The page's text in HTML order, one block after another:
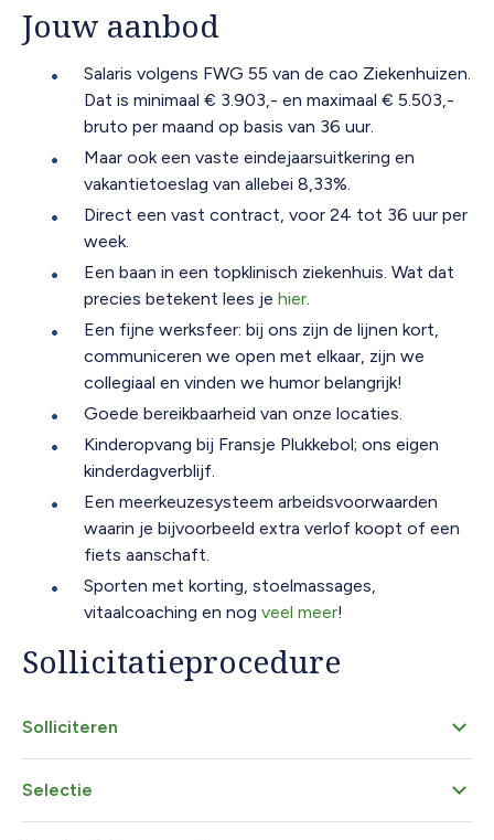
Jouw aanbod
Salaris volgens FWG 55 van de cao Ziekenhuizen.
Dat is minimaal € 3.903,- en maximaal € 5.503,-
bruto per maand op basis van 36 uur.
Maar ook een vaste eindejaarsuitkering en
vakantietoeslag van allebei 8,33%.
Direct een vast contract, voor 24 tot 36 uur per
week.
Een baan in een topklinisch ziekenhuis. Wat dat
precies betekent lees je hier.
Een fijne werksfeer: bij ons zijn de lijnen kort,
communiceren we open met elkaar, zijn we
collegiaal en vinden we humor belangrijk!
Goede bereikbaarheid van onze locaties.
Kinderopvang bij Fransje Plukkebol; ons eigen
kinderdagverblijf.
Een meerkeuzesysteem arbeidsvoorwaarden
waarin je bijvoorbeeld extra verlof koopt of een
fiets aanschaft.
Sporten met korting, stoelmassages,
vitaalcoaching en nog veel meer!
Sollicitatieprocedure
Solliciteren
Selectie